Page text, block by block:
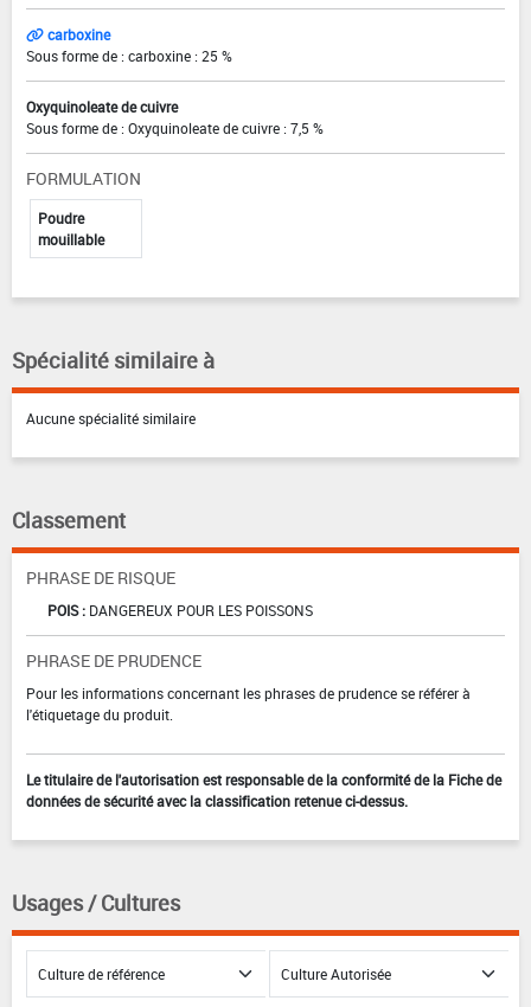
carboxine
Sous forme de : carboxine : 25 %
Oxyquinoleate de cuivre
Sous forme de : Oxyquinoleate de cuivre : 7,5 %
FORMULATION
Poudre
mouillable
Spécialité similaire à
Aucune spécialité similaire
Classement
PHRASE DE RISQUE
POIS : DANGEREUX POUR LES POISSONS
PHRASE DE PRUDENCE
Pour les informations concernant les phrases de prudence se référer à
l'étiquetage du produit.
Le titulaire de l'autorisation est responsable de la conformité de la Fiche de
données de sécurité avec la classification retenue ci-dessus.
Usages / Cultures